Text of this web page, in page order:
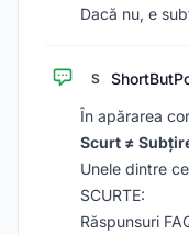
Dacă nu, e
S
În apărarea
Scurt ≠
Unele dintre
SCURTE:
Răspunsuri